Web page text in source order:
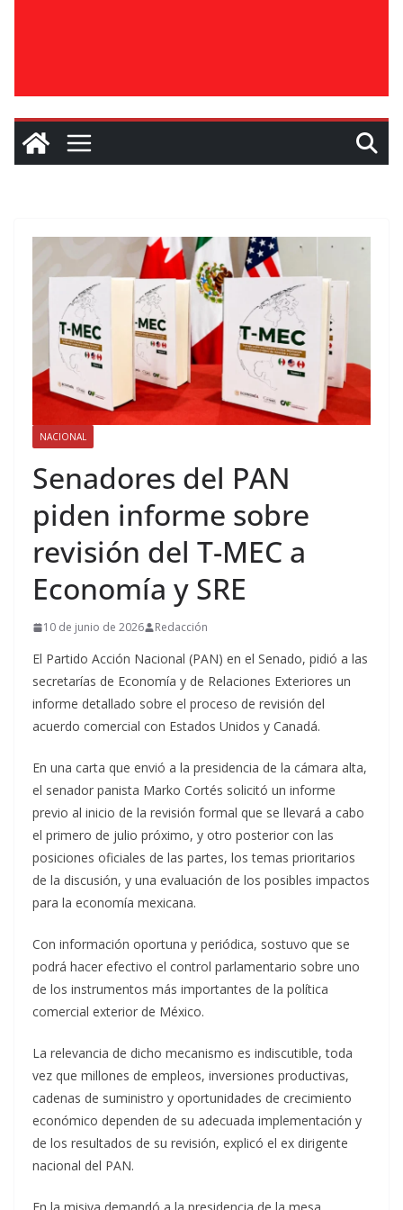
NACIONAL
Senadores del PAN
piden informe sobre
revisión del T-MEC a
Economía y SRE
10 de junio de 2026 Redacción
El Partido Acción Nacional (PAN) en el Senado, pidió a las
secretarías de Economía y de Relaciones Exteriores un
informe detallado sobre el proceso de revisión del
acuerdo comercial con Estados Unidos y Canadá.
En una carta que envió a la presidencia de la cámara alta,
el senador panista Marko Cortés solicitó un informe
previo al inicio de la revisión formal que se llevará a cabo
el primero de julio próximo, y otro posterior con las
posiciones oficiales de las partes, los temas prioritarios
de la discusión, y una evaluación de los posibles impactos
para la economía mexicana.
Con información oportuna y periódica, sostuvo que se
podrá hacer efectivo el control parlamentario sobre uno
de los instrumentos más importantes de la política
comercial exterior de México.
La relevancia de dicho mecanismo es indiscutible, toda
vez que millones de empleos, inversiones productivas,
cadenas de suministro y oportunidades de crecimiento
económico dependen de su adecuada implementación y
de los resultados de su revisión, explicó el ex dirigente
nacional del PAN.